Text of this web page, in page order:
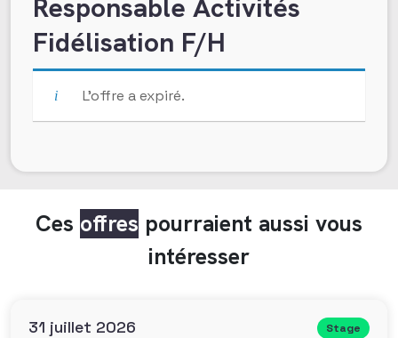
Responsable Activités
Fidélisation F/H
L’offre a expiré.
Ces offres pourraient aussi vous
intéresser
31 juillet 2026 Stage